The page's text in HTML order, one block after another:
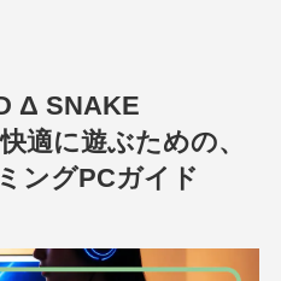
Δ SNAKE
適に遊ぶための、
ングPCガイド